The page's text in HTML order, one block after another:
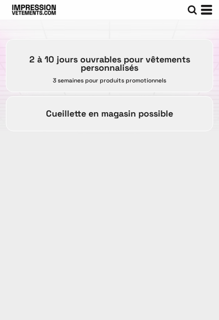
2 à 10 jours ouvrables pour vêtements
personnalisés
3 semaines pour produits promotionnels
Cueillette en magasin possible